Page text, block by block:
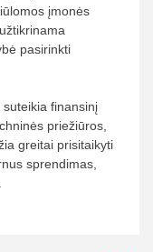
įmonės
pasirinkti
finansinį
priežiūros,
greitai prisitaikyti
sprendimas,